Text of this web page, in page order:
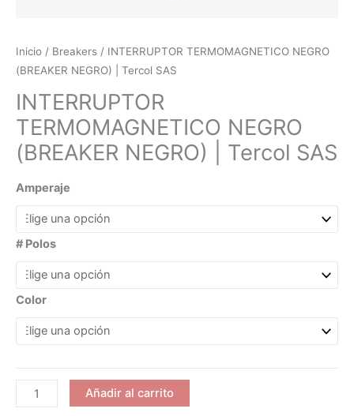
Inicio / Breakers / INTERRUPTOR TERMOMAGNETICO NEGRO
(BREAKER NEGRO) | Tercol SAS
INTERRUPTOR
TERMOMAGNETICO NEGRO
(BREAKER NEGRO) | Tercol SAS
Amperaje
# Polos
Color
INTERRUPTOR
TERMOMAGNETICO
Añadir al carrito